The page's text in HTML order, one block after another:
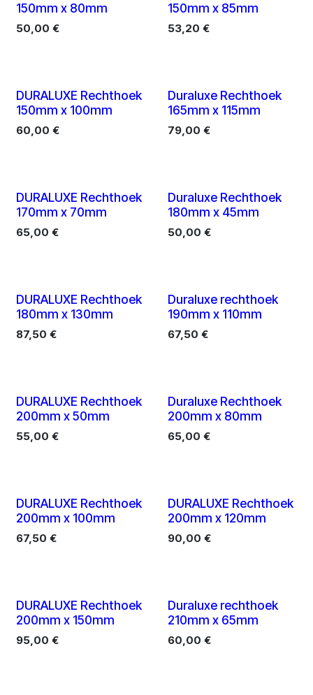
150mm x 80mm
50,00 €
150mm x 85mm
53,20 €
10 X
DURALUXE Rechthoek
150mm x 100mm
60,00 €
10 X
Duraluxe Rechthoek
165mm x 115mm
79,00 €
10 X
DURALUXE Rechthoek
170mm x 70mm
65,00 €
10 X
Duraluxe Rechthoek
180mm x 45mm
50,00 €
10 X
DURALUXE Rechthoek
180mm x 130mm
87,50 €
10 X
Duraluxe rechthoek
190mm x 110mm
67,50 €
10 X
DURALUXE Rechthoek
200mm x 50mm
55,00 €
10 X
Duraluxe Rechthoek
200mm x 80mm
65,00 €
10 X
DURALUXE Rechthoek
200mm x 100mm
67,50 €
10 X
DURALUXE Rechthoek
200mm x 120mm
90,00 €
10 X
DURALUXE Rechthoek
200mm x 150mm
95,00 €
10 X
Duraluxe rechthoek
210mm x 65mm
60,00 €